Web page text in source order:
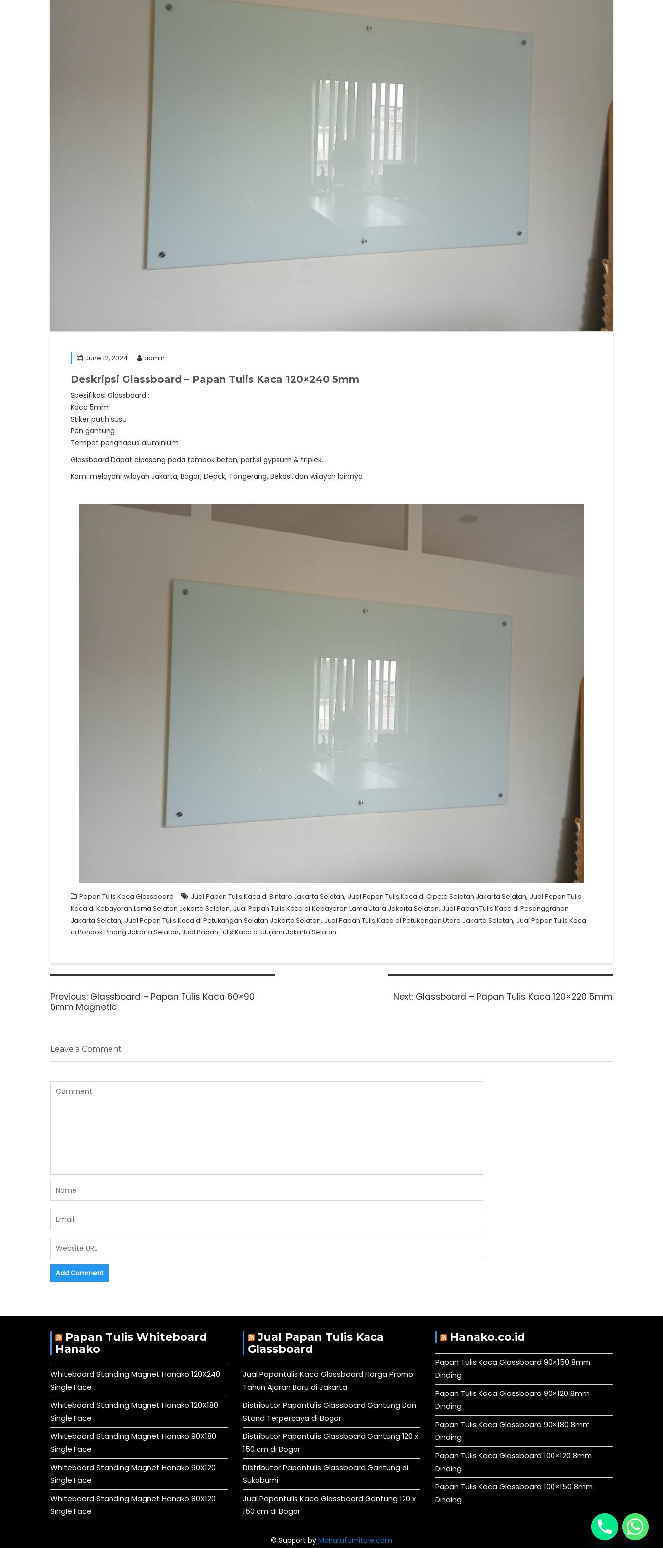
June 12, 2024 admin
Deskripsi Glassboard – Papan Tulis Kaca 120×240 5mm
Spesifikasi Glassboard :
Kaca 5mm
Stiker putih susu
Pen gantung
Tempat penghapus aluminium
Glassboard Dapat dipasang pada tembok beton, partisi gypsum & triplek.
Kami melayani wilayah Jakarta, Bogor, Depok, Tangerang, Bekasi, dan wilayah lainnya
Papan Tulis Kaca Glassboard Jual Papan Tulis Kaca di Bintaro Jakarta Selatan, Jual Papan Tulis Kaca di Cipete Selatan Jakarta Selatan, Jual Papan Tulis
Kaca di Kebayoran Lama Selatan Jakarta Selatan, Jual Papan Tulis Kaca di Kebayoran Lama Utara Jakarta Selatan, Jual Papan Tulis Kaca di Pesanggrahan
Jakarta Selatan, Jual Papan Tulis Kaca di Petukangan Selatan Jakarta Selatan, Jual Papan Tulis Kaca di Petukangan Utara Jakarta Selatan, Jual Papan Tulis Kaca
di Pondok Pinang Jakarta Selatan, Jual Papan Tulis Kaca di Ulujami Jakarta Selatan
Post
Previous: Previous
post:
Glassboard – Papan Tulis Kaca 60×90
6mm Magnetic
Next: Next
Glassboard – Papan Tulis Kaca 120×220 5mm
Leave a Comment
Papan Tulis Whiteboard
Hanako
Whiteboard Standing Magnet Hanako 120X240
Single Face
Whiteboard Standing Magnet Hanako 120X180
Single Face
Whiteboard Standing Magnet Hanako 90X180
Single Face
Whiteboard Standing Magnet Hanako 90X120
Single Face
Whiteboard Standing Magnet Hanako 80X120
Single Face
Jual Papan Tulis Kaca
Glassboard
Jual Papantulis Kaca Glassboard Harga Promo
Tahun Ajaran Baru di Jakarta
Distributor Papantulis Glassboard Gantung Dan
Stand Terpercaya di Bogor
Distributor Papantulis Glassboard Gantung 120 x
150 cm di Bogor
Distributor Papantulis Glassboard Gantung di
Sukabumi
Jual Papantulis Kaca Glassboard Gantung 120 x
150 cm di Bogor
Hanako.co.id
Papan Tulis Kaca Glassboard 90×150 8mm
Dinding
Papan Tulis Kaca Glassboard 90×120 8mm
Dinding
Papan Tulis Kaca Glassboard 90×180 8mm
Dinding
Papan Tulis Kaca Glassboard 100×120 8mm
Dinding
Papan Tulis Kaca Glassboard 100×150 8mm
Dinding
© Support by Manarafurniture.com